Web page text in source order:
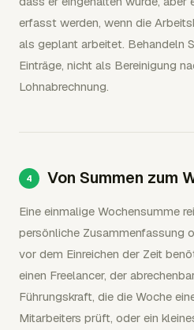
erfasst werden, wenn die
als geplant arbeitet. Behandeln
Einträge, nicht als Bereinigung
Lohnabrechnung.
Von Summen zum
Eine einmalige Wochensumme
persönliche Zusammenfassung
vor dem Einreichen der Zeit
einen Freelancer, der
Führungskraft, die die Woche
Mitarbeiters prüft, oder ein